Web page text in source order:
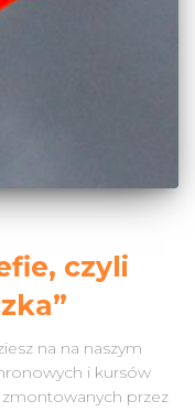
czyli
na na naszym
i kursów
przez